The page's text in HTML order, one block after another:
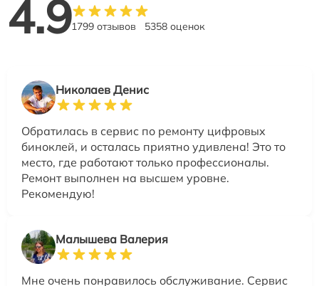
4.91799 отзывов 5358 оценок
Николаев Денис
Обратилась в сервис по ремонту цифровых
биноклей, и осталась приятно удивлена! Это то
место, где работают только профессионалы.
Ремонт выполнен на высшем уровне.
Рекомендую!
Малышева Валерия
Мне очень понравилось обслуживание. Сервис